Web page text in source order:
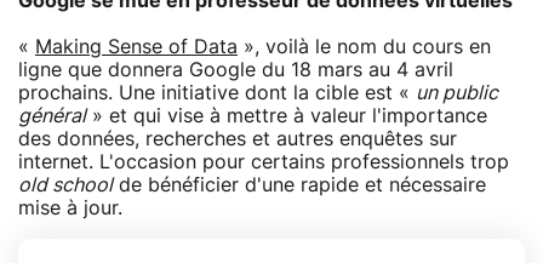
« Making Sense of Data », voilà le nom du cours en
ligne que donnera Google du 18 mars au 4 avril
prochains. Une initiative dont la cible est « un public
général» et qui vise à mettre à valeur l'importance
des données, recherches et autres enquêtes sur
internet. L'occasion pour certains professionnels trop
old schoolde bénéficier d'une rapide et nécessaire
mise à jour.